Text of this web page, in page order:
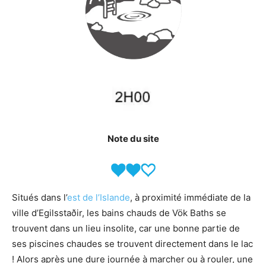
Note du site
Situés dans l’est de l’Islande, à proximité immédiate de la
ville d’Egilsstaðir, les bains chauds de Vök Baths se
trouvent dans un lieu insolite, car une bonne partie de
ses piscines chaudes se trouvent directement dans le lac
! Alors après une dure journée à marcher ou à rouler, une